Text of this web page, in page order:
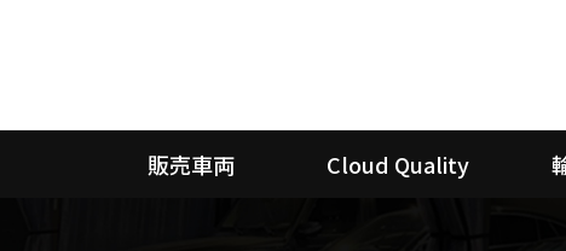
販売車両 Cloud Quality